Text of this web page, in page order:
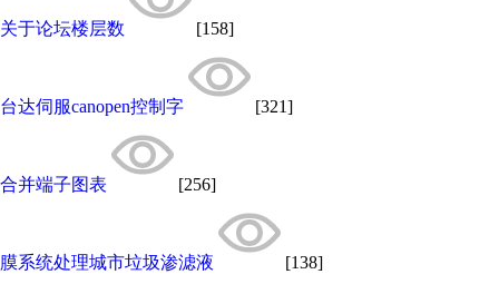
关于论坛楼层数 [158]
台达伺服canopen控制字 [321]
合并端子图表 [256]
膜系统处理城市垃圾渗滤液 [138]